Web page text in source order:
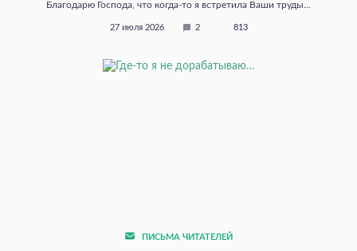
Благодарю Господа, что когда‑то я встретила Ваши труды...
27 июля 2026 2 813
ПИСЬМА ЧИТАТЕЛЕЙ